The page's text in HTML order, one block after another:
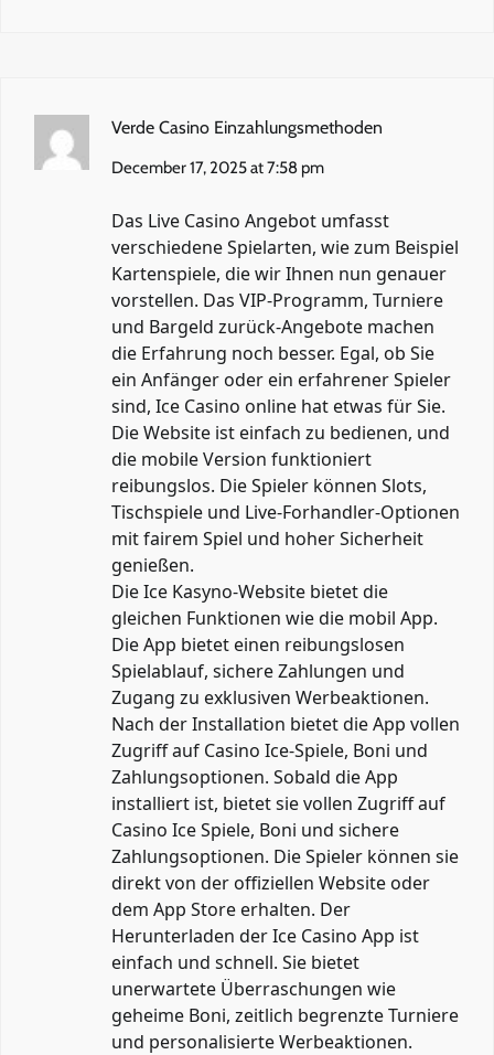
Verde Casino Einzahlungsmethoden
December 17, 2025 at 7:58 pm
Das Live Casino Angebot umfasst
verschiedene Spielarten, wie zum Beispiel
Kartenspiele, die wir Ihnen nun genauer
vorstellen. Das VIP-Programm, Turniere
und Bargeld zurück-Angebote machen
die Erfahrung noch besser. Egal, ob Sie
ein Anfänger oder ein erfahrener Spieler
sind, Ice Casino online hat etwas für Sie.
Die Website ist einfach zu bedienen, und
die mobile Version funktioniert
reibungslos. Die Spieler können Slots,
Tischspiele und Live-Forhandler-Optionen
mit fairem Spiel und hoher Sicherheit
genießen.
Die Ice Kasyno-Website bietet die
gleichen Funktionen wie die mobil App.
Die App bietet einen reibungslosen
Spielablauf, sichere Zahlungen und
Zugang zu exklusiven Werbeaktionen.
Nach der Installation bietet die App vollen
Zugriff auf Casino Ice-Spiele, Boni und
Zahlungsoptionen. Sobald die App
installiert ist, bietet sie vollen Zugriff auf
Casino Ice Spiele, Boni und sichere
Zahlungsoptionen. Die Spieler können sie
direkt von der offiziellen Website oder
dem App Store erhalten. Der
Herunterladen der Ice Casino App ist
einfach und schnell. Sie bietet
unerwartete Überraschungen wie
geheime Boni, zeitlich begrenzte Turniere
und personalisierte Werbeaktionen.